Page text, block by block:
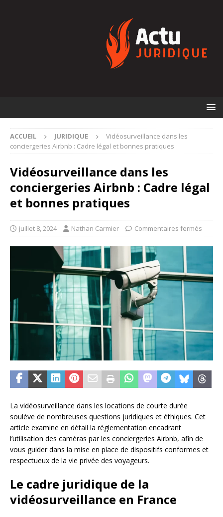
ACCUEIL JURIDIQUE
Vidéosurveillance dans les
conciergeries Airbnb : Cadre légal et bonnes pratiques
Vidéosurveillance dans les
conciergeries Airbnb : Cadre légal
et bonnes pratiques
juillet 8, 2024 Nathan Carmier Commentaires fermés
La vidéosurveillance dans les locations de courte durée
soulève de nombreuses questions juridiques et éthiques. Cet
article examine en détail la réglementation encadrant
l’utilisation des caméras par les conciergeries Airbnb, afin de
vous guider dans la mise en place de dispositifs conformes et
respectueux de la vie privée des voyageurs.
Le cadre juridique de la
vidéosurveillance en France